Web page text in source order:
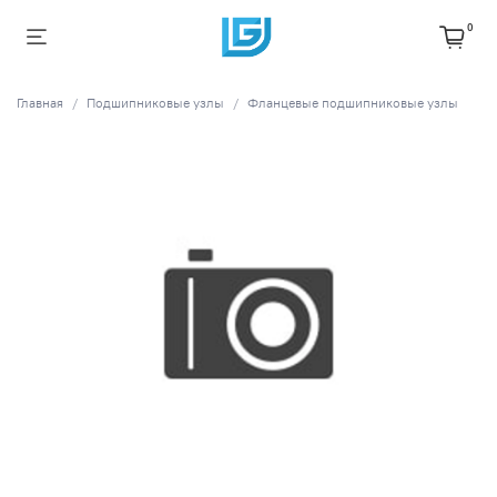
0
Главная Подшипниковые узлы Фланцевые подшипниковые узлы